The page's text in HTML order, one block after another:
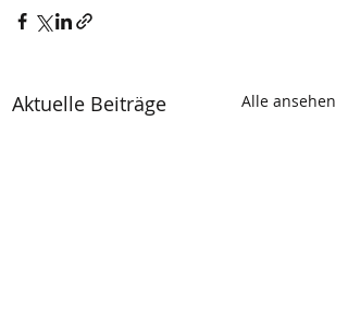
Aktuelle Beiträge Alle ansehen